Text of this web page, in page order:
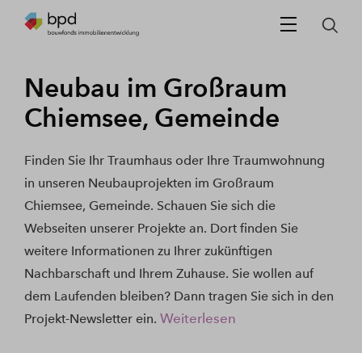
Neubau im Großraum
Chiemsee, Gemeinde
Finden Sie Ihr Traumhaus oder Ihre Traumwohnung
in unseren Neubauprojekten im Großraum
Chiemsee, Gemeinde. Schauen Sie sich die
Webseiten unserer Projekte an. Dort finden Sie
weitere Informationen zu Ihrer zukünftigen
Nachbarschaft und Ihrem Zuhause. Sie wollen auf
dem Laufenden bleiben? Dann tragen Sie sich in den
Projekt-Newsletter ein. Weiterlesen